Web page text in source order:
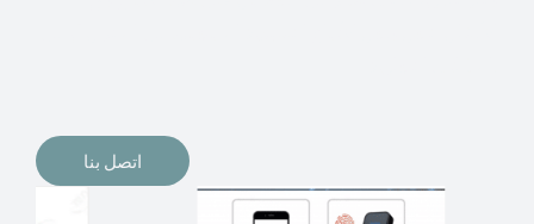
اتصل بنا